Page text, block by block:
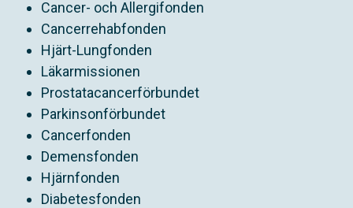
Cancer- och Allergifonden
Cancerrehabfonden
Hjärt-Lungfonden
Läkarmissionen
Prostatacancerförbundet
Parkinsonförbundet
Cancerfonden
Demensfonden
Hjärnfonden
Diabetesfonden